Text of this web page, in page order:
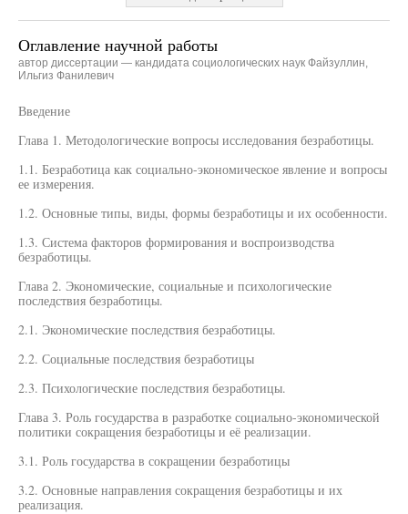
Оглавление научной работы
автор диссертации — кандидата социологических наук Файзуллин,
Ильгиз Фанилевич
Введение
Глава 1. Методологические вопросы исследования безработицы.
1.1. Безработица как социально-экономическое явление и вопросы
ее измерения.
1.2. Основные типы, виды, формы безработицы и их особенности.
1.3. Система факторов формирования и воспроизводства
безработицы.
Глава 2. Экономические, социальные и психологические
последствия безработицы.
2.1. Экономические последствия безработицы.
2.2. Социальные последствия безработицы
2.3. Психологические последствия безработицы.
Глава 3. Роль государства в разработке социально-экономической
политики сокращения безработицы и её реализации.
3.1. Роль государства в сокращении безработицы
3.2. Основные направления сокращения безработицы и их
реализация.